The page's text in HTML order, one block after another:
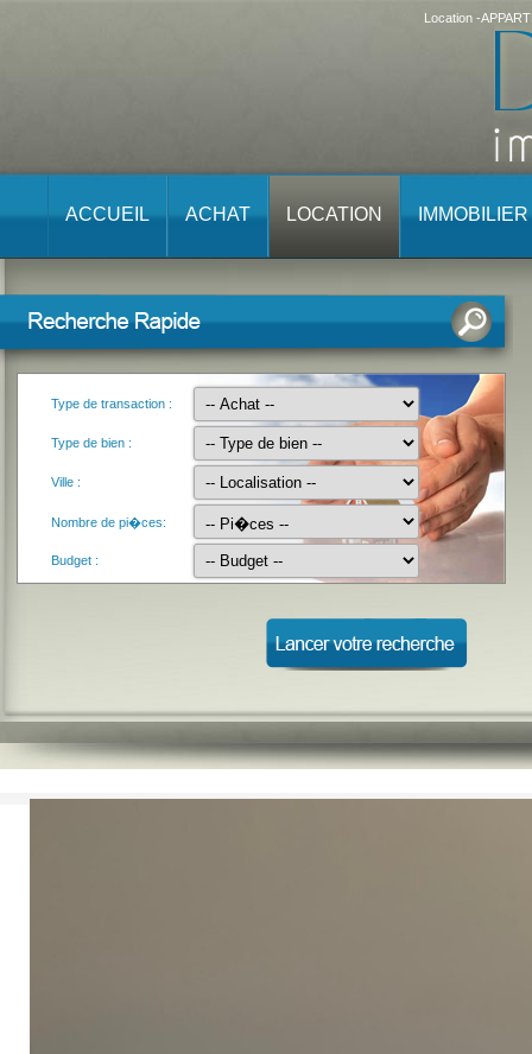
Location -
ACCUEIL ACHAT LOCATION
Type de transaction :
Type de bien :
Ville :
Nombre de pi�ces:
Budget :